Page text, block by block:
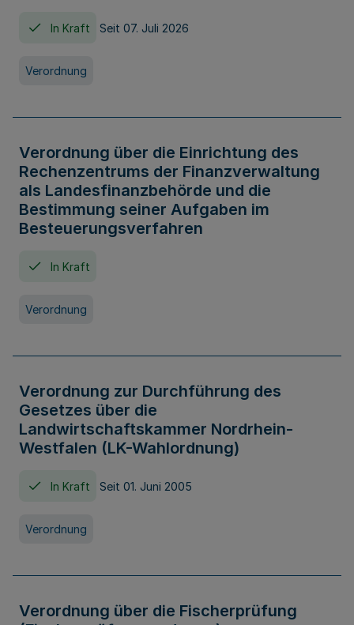
In Kraft Seit 07. Juli 2026
Verordnung
Verordnung über die Einrichtung des
Rechenzentrums der Finanzverwaltung
als Landesfinanzbehörde und die
Bestimmung seiner Aufgaben im
Besteuerungsverfahren
In Kraft
Verordnung
Verordnung zur Durchführung des
Gesetzes über die
Landwirtschaftskammer Nordrhein-
Westfalen (LK-Wahlordnung)
In Kraft Seit 01. Juni 2005
Verordnung
Verordnung über die Fischerprüfung